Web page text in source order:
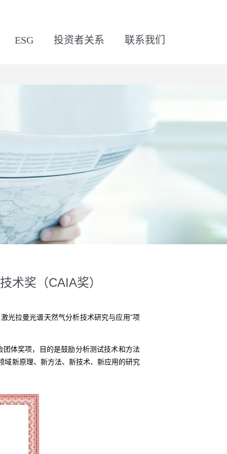
ESG 投资者关系 联系我们
术奖（CAIA奖）
光拉曼光谱天然气分析技术研究与应用”项
体奖项，目的是鼓励分析测试技术和方法
域新原理、新方法、新技术、新应用的研究